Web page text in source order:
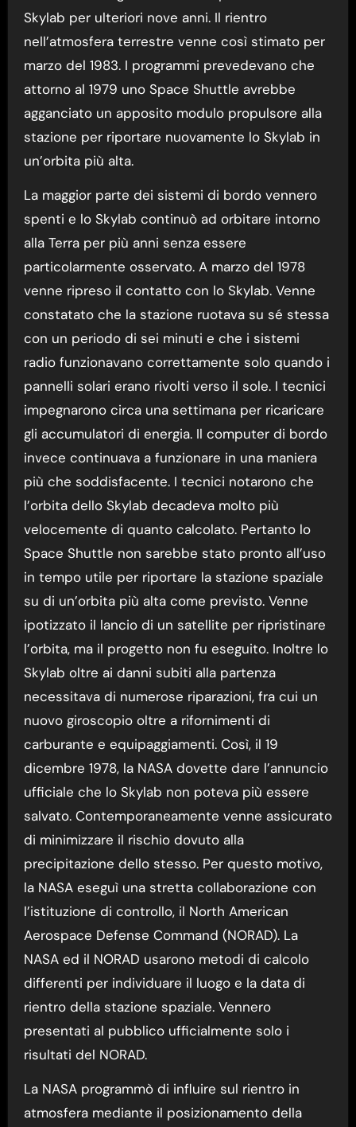
Skylab per ulteriori nove anni. Il rientro
nell’atmosfera terrestre venne così stimato per
marzo del 1983. I programmi prevedevano che
attorno al 1979 uno Space Shuttle avrebbe
agganciato un apposito modulo propulsore alla
stazione per riportare nuovamente lo Skylab in
un’orbita più alta.
La maggior parte dei sistemi di bordo vennero
spenti e lo Skylab continuò ad orbitare intorno
alla Terra per più anni senza essere
particolarmente osservato. A marzo del 1978
venne ripreso il contatto con lo Skylab. Venne
constatato che la stazione ruotava su sé stessa
con un periodo di sei minuti e che i sistemi
radio funzionavano correttamente solo quando i
pannelli solari erano rivolti verso il sole. I tecnici
impegnarono circa una settimana per ricaricare
gli accumulatori di energia. Il computer di bordo
invece continuava a funzionare in una maniera
più che soddisfacente. I tecnici notarono che
l’orbita dello Skylab decadeva molto più
velocemente di quanto calcolato. Pertanto lo
Space Shuttle non sarebbe stato pronto all’uso
in tempo utile per riportare la stazione spaziale
su di un’orbita più alta come previsto. Venne
ipotizzato il lancio di un satellite per ripristinare
l’orbita, ma il progetto non fu eseguito. Inoltre lo
Skylab oltre ai danni subiti alla partenza
necessitava di numerose riparazioni, fra cui un
nuovo giroscopio oltre a rifornimenti di
carburante e equipaggiamenti. Così, il 19
dicembre 1978, la NASA dovette dare l’annuncio
ufficiale che lo Skylab non poteva più essere
salvato. Contemporaneamente venne assicurato
di minimizzare il rischio dovuto alla
precipitazione dello stesso. Per questo motivo,
la NASA eseguì una stretta collaborazione con
l’istituzione di controllo, il North American
Aerospace Defense Command (NORAD). La
NASA ed il NORAD usarono metodi di calcolo
differenti per individuare il luogo e la data di
rientro della stazione spaziale. Vennero
presentati al pubblico ufficialmente solo i
risultati del NORAD.
La NASA programmò di influire sul rientro in
atmosfera mediante il posizionamento della